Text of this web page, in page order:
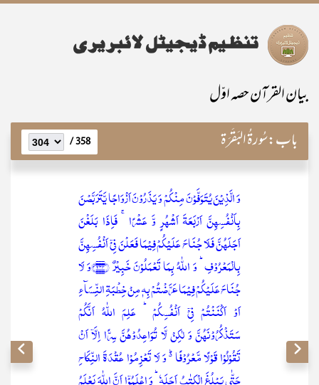
بیان القرآن حصہ اوّل
باب:سُورۃُ البَقَرَۃ 358 /
وَ الَّذِیۡنَ یُتَوَفَّوۡنَ مِنۡکُمۡ وَ یَذَرُوۡنَ اَزۡوَاجًا یَّتَرَبَّصۡنَ
بِاَنۡفُسِہِنَّ اَرۡبَعَۃَ اَشۡہُرٍ وَّ عَشۡرًا ۚ فَاِذَا بَلَغۡنَ
اَجَلَہُنَّ فَلَا جُنَاحَ عَلَیۡکُمۡ فِیۡمَا فَعَلۡنَ فِیۡۤ اَنۡفُسِہِنَّ
بِالۡمَعۡرُوۡفِ ؕ وَ اللّٰہُ بِمَا تَعۡمَلُوۡنَ خَبِیۡرٌ ﴿۲۳۴﴾وَ لَا
جُنَاحَ عَلَیۡکُمۡ فِیۡمَا عَرَّضۡتُمۡ بِہٖ مِنۡ خِطۡبَۃِ النِّسَآءِ
اَوۡ اَکۡنَنۡتُمۡ فِیۡۤ اَنۡفُسِکُمۡ ؕ عَلِمَ اللّٰہُ اَنَّکُمۡ
سَتَذۡکُرُوۡنَہُنَّ وَ لٰکِنۡ لَّا تُوَاعِدُوۡہُنَّ سِرًّا اِلَّاۤ اَنۡ
تَقُوۡلُوۡا قَوۡلًا مَّعۡرُوۡفًا ۬ؕ وَ لَا تَعۡزِمُوۡا عُقۡدَۃَ النِّکَاحِ